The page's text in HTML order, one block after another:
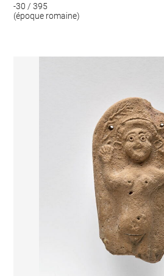
-30 / 395
(époque romaine)